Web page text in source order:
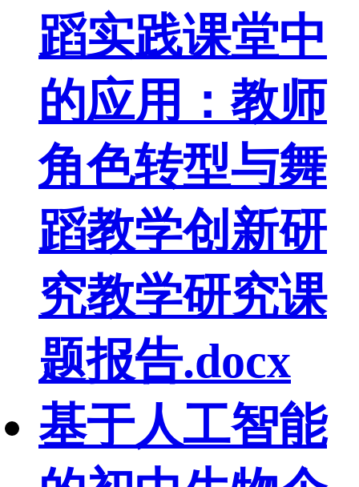
蹈实践课堂中
的应用：教师
角色转型与舞
蹈教学创新研
究教学研究课
题报告.docx
基于人工智能